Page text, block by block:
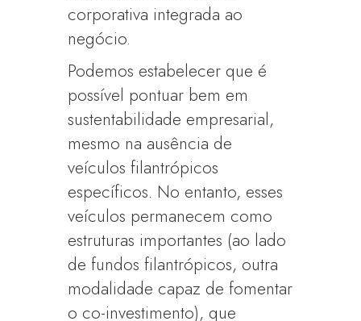
corporativa integrada ao
negócio.
Podemos estabelecer que é
possível pontuar bem em
sustentabilidade empresarial,
mesmo na ausência de
veículos filantrópicos
específicos. No entanto, esses
veículos permanecem como
estruturas importantes (ao lado
de fundos filantrópicos, outra
modalidade capaz de fomentar
o co-investimento), que